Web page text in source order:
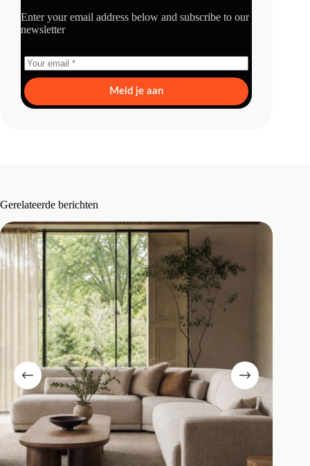
Enter your email address below and subscribe to our
newsletter
Meld je aan
Gerelateerde berichten